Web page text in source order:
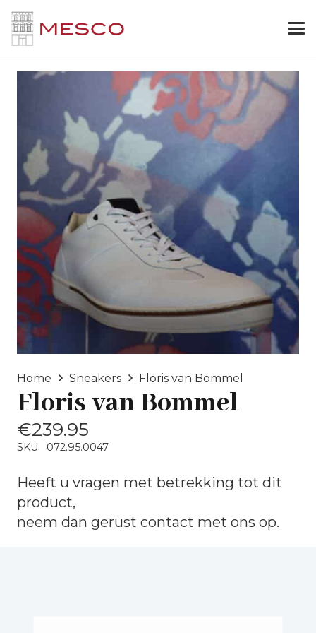
Home Sneakers Floris van Bommel
Floris van Bommel
€239.95
SKU: 072.95.0047
Heeft u vragen met betrekking tot dit
product,
neem dan gerust contact met ons op.